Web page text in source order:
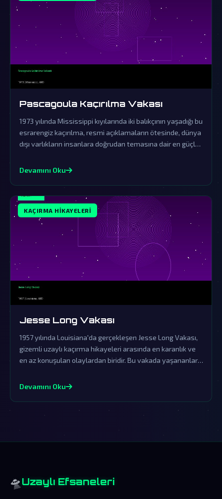
Pascagoula Kaçırılma Vakası
1973 yılında Mississippi kıyılarında iki balıkçının yaşadığı bu
esrarengiz kaçırılma, resmi açıklamaların ötesinde, dünya
dışı varlıkların insanlara doğrudan temasına dair en güçlü
yaşananların gerçekliği, paranormal olayları anlamaya
Devamını Oku
KAÇIRMA HIKAYELERI
Jesse Long Vakası
1957 yılında Louisiana'da gerçekleşen Jesse Long Vakası,
gizemli uzaylı kaçırma hikayeleri arasında en karanlık ve
en az konuşulan olaylardan biridir. Bu vakada yaşananlar,
yaşamın varlığına dair güçlü işaretler sunmaktadır.
Devamını Oku
🛸 Uzaylı Efsaneleri